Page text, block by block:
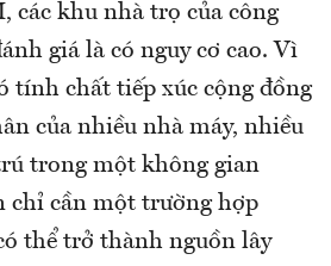
các khu nhà trọ của công
giá là có nguy cơ cao. Vì
tính chất tiếp xúc cộng đồng
của nhiều nhà máy, nhiều
trong một không gian
chỉ cần một trường hợp
thể trở thành nguồn lây